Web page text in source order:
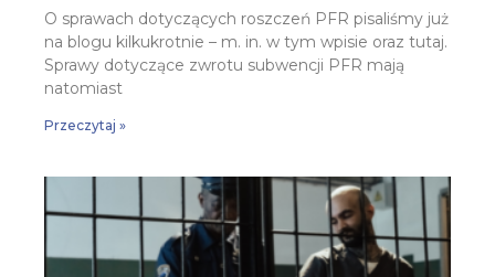
O sprawach dotyczących roszczeń PFR pisaliśmy już
na blogu kilkukrotnie – m. in. w tym wpisie oraz tutaj.
Sprawy dotyczące zwrotu subwencji PFR mają
natomiast
Przeczytaj »